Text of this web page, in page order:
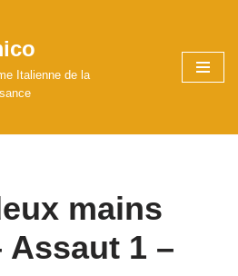
Italienne de la
mains
Assaut 1 –